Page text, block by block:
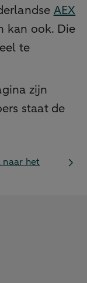
AEX
kan ook. Die
te
zijn
staat de
het